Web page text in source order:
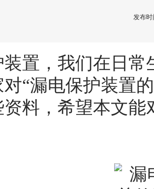
发布时
置，我们在日
“漏电保护装置
料，希望本文